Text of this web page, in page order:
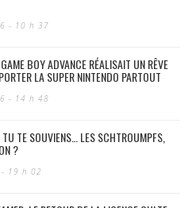
- 10 h 37
BOY ADVANCE RÉALISAIT UN RÊVE
LA SUPER NINTENDO PARTOUT
- 14 h 48
TE SOUVIENS… LES SCHTROUMPFS,
?
19 h 02